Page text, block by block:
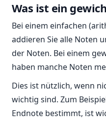
Was ist ein
Bei einem einfachen
addieren Sie alle Noten
der Noten. Bei einem
haben manche Noten
Dies ist nützlich, wenn
wichtig sind. Zum
Endnote bestimmt, ist